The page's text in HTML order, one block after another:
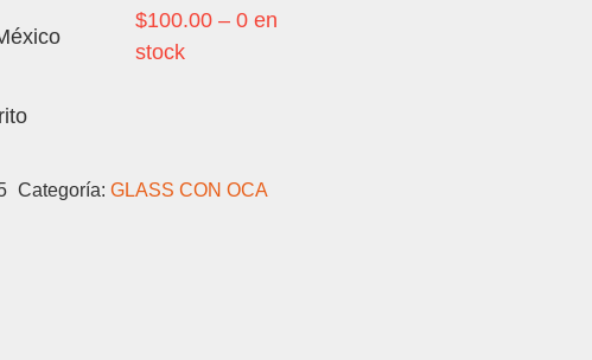
$100.00– 0 en
stock
Categoría:GLASS CON OCA